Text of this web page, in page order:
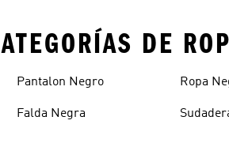
DE
Pantalon Negro
Falda Negra
Ropa